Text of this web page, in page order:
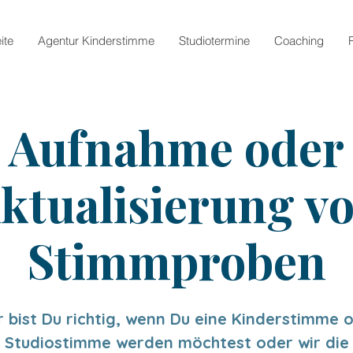
Agentur Kinderstimme Studiotermine Coaching
Aufnahme oder
Stimmproben
bist Du richtig, wenn Du eine Kinderstimme
Studiostimme werden möchtest oder wir die